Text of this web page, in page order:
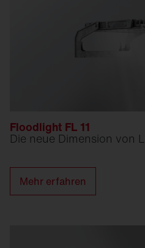
Floodlight FL 11
Die neue Dimension von
Mehr erfahren